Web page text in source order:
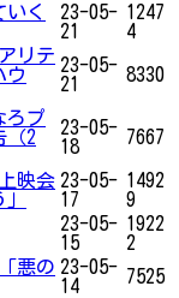
く
23-05-
21
1247
4
リテ
ウ
23-05-
21
8330
ろプ
（2
23-05-
18
7667
映会 23-05-
17
1492
9
23-05-
15
1922
2
悪の 23-05-
14
7525